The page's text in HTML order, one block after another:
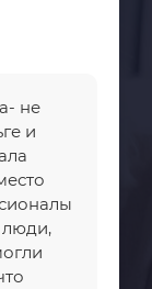
не
и